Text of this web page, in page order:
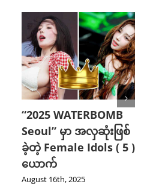
“2025 WATERBOMB
Seoul” မှာ အလှဆုံးဖြစ်
ခဲ့တဲ့ Female Idols ( 5 )
ယောက်
August 16th, 2025